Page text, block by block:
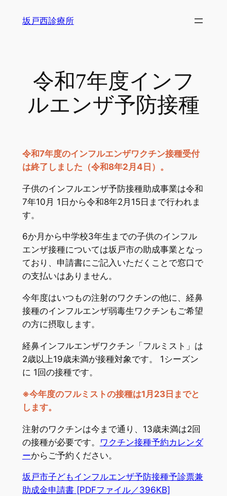
坂戸西診療所
令和7年度インフ
ルエンザ予防接種
令和7年度のインフルエンザワクチン接種受付
は終了しました（令和8年2月4日）。
子供のインフルエンザ予防接種助成事業は令和
7年10月 1日から令和8年2月15日まで行われま
す。
6か月から中学校3年生までの子供のインフル
エンザ接種については坂戸市の助成事業となっ
ており、申請書にご記入いただくことで窓口で
の支払いはありません。
今年度はいつもの注射のワクチンの他に、経鼻
接種のインフルエンザ弱毒生ワクチンもご希望
の方に摂取します。
経鼻インフルエンザワクチン「フルミスト」は
2歳以上19歳未満が接種対象です。 1シーズン
に 1回の接種です。
※今年度のフルミストの接種は1月23日までと
します。
注射のワクチンは今まで通り、13歳未満は2回
の接種が必要です。
ワクチン接種予約カレンダ
ーからご予約ください。
坂戸市子どもインフルエンザ予防接種予診票兼
助成金申請書 [PDFファイル／396KB]